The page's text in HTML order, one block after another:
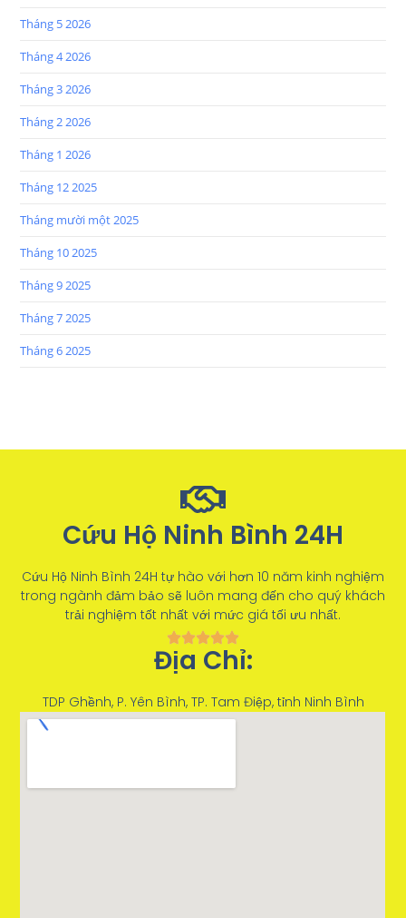
Tháng 5 2026
Tháng 4 2026
Tháng 3 2026
Tháng 2 2026
Tháng 1 2026
Tháng 12 2025
Tháng mười một 2025
Tháng 10 2025
Tháng 9 2025
Tháng 7 2025
Tháng 6 2025
Cứu Hộ Ninh Bình 24H
Cứu Hộ Ninh Bình 24H tự hào với hơn 10 năm kinh nghiệm
trong ngành đảm bảo sẽ luôn mang đến cho quý khách
trải nghiệm tốt nhất với mức giá tối ưu nhất.
Địa Chỉ:
TDP Ghềnh, P. Yên Bình, TP. Tam Điệp, tỉnh Ninh Bình